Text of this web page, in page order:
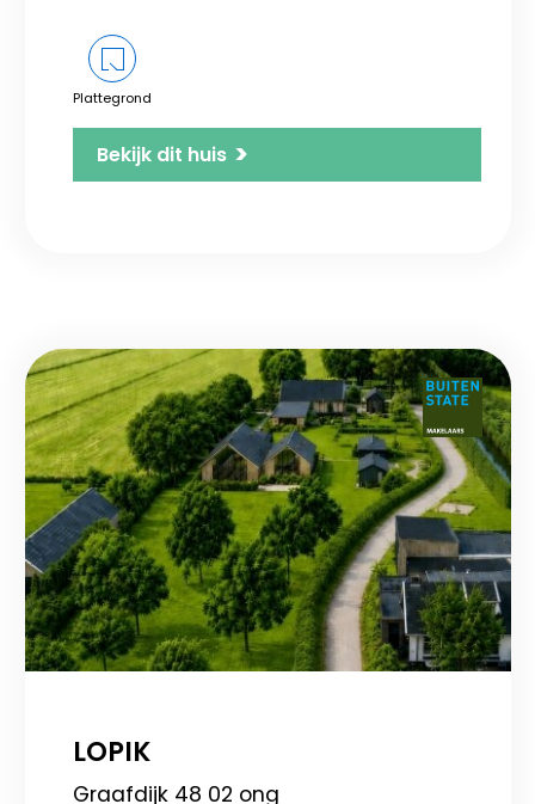
Plattegrond
Bekijk dit huis >
LOPIK
Graafdijk 48 02 ong